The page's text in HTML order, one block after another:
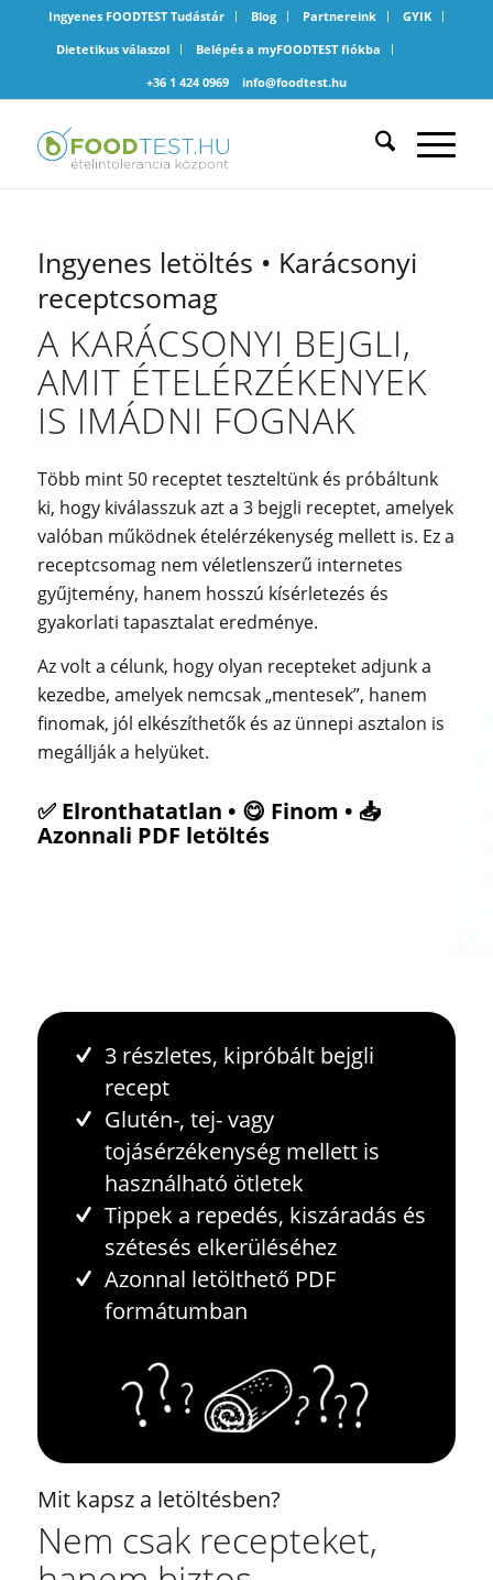
Ingyenes FOODTEST Tudástár Blog Partnereink
GYIK
Dietetikus válaszol
Belépés a myFOODTEST fiókba
+36 1 424 0969
info@foodtest.hu
Ingyenes letöltés • Karácsonyi
receptcsomag
A KARÁCSONYI BEJGLI,
AMIT ÉTELÉRZÉKENYEK
IS IMÁDNI FOGNAK
Több mint 50 receptet teszteltünk és próbáltunk
ki, hogy kiválasszuk azt a 3 bejgli receptet, amelyek
valóban működnek ételérzékenység mellett is. Ez a
receptcsomag nem véletlenszerű internetes
gyűjtemény, hanem hosszú kísérletezés és
gyakorlati tapasztalat eredménye.
Az volt a célunk, hogy olyan recepteket adjunk a
kezedbe, amelyek nemcsak „mentesek”, hanem
finomak, jól elkészíthetők és az ünnepi asztalon is
megállják a helyüket.
✅ Elronthatatlan • 😋 Finom • 📥
Azonnali PDF letöltés
3 részletes, kipróbált bejgli
recept
Glutén-, tej- vagy
tojásérzékenység mellett is
használható ötletek
Tippek a repedés, kiszáradás és
szétesés elkerüléséhez
Azonnal letölthető PDF
formátumban
Mit kapsz a letöltésben?
Nem csak recepteket,